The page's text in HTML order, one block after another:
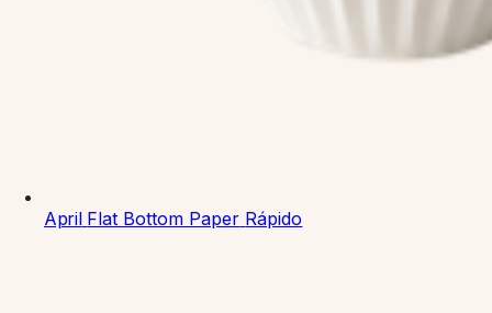
April Flat Bottom Paper Rápido